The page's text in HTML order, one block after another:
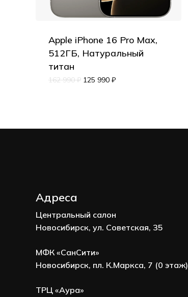
Apple iPhone 16 Pro Max,
512ГБ, Натуральный
титан
162 990₽ 125 990 ₽
Адреса
Центральный салон
Новосибирск, ул. Советская, 35
МФК «СанСити»
Новосибирск, пл. К.Маркса, 7 (0 этаж)
ТРЦ «Аура»